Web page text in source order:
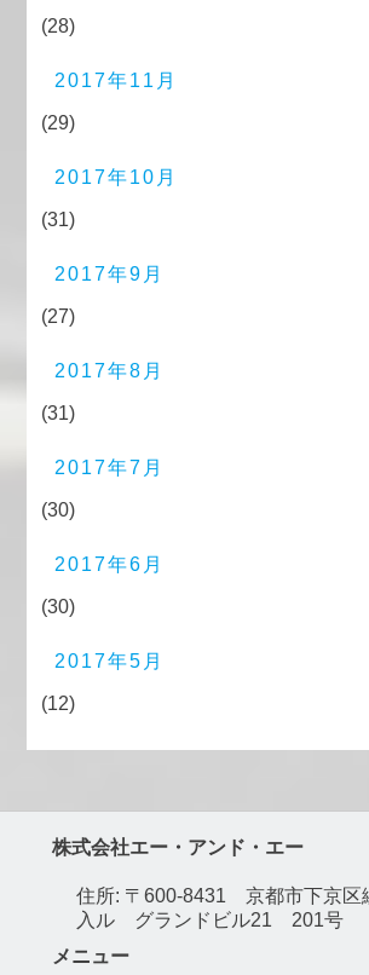
(28)
2017年11月
(29)
2017年10月
(31)
2017年9月
(27)
2017年8月
(31)
2017年7月
(30)
2017年6月
(30)
2017年5月
(12)
株式会社エー・アンド・エー
住所: 〒600-8431 京都市下京区
入ル グランドビル21 201号
メニュー